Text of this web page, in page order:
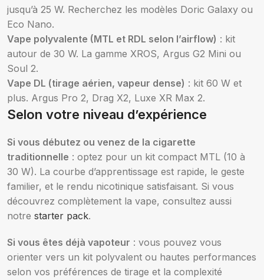
jusqu’à 25 W. Recherchez les modèles Doric Galaxy ou
Eco Nano.
Vape polyvalente (MTL et RDL selon l’airflow) : kit
autour de 30 W. La gamme XROS, Argus G2 Mini ou
Soul 2.
Vape DL (tirage aérien, vapeur dense) : kit 60 W et
plus. Argus Pro 2, Drag X2, Luxe XR Max 2.
Selon votre niveau d’expérience
Si vous débutez ou venez de la cigarette
traditionnelle : optez pour un kit compact MTL (10 à
30 W). La courbe d’apprentissage est rapide, le geste
familier, et le rendu nicotinique satisfaisant. Si vous
découvrez complètement la vape, consultez aussi
notre starter pack.
Si vous êtes déjà vapoteur : vous pouvez vous
orienter vers un kit polyvalent ou hautes performances
selon vos préférences de tirage et la complexité